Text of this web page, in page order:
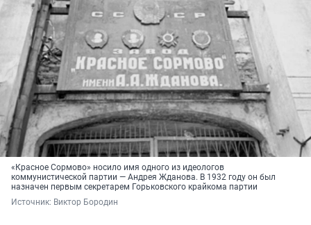
«Красное Сормово» носило имя одного из идеологов
коммунистической партии — Андрея Жданова. В 1932 году он был
назначен первым секретарем Горьковского крайкома партии
Источник: Виктор Бородин